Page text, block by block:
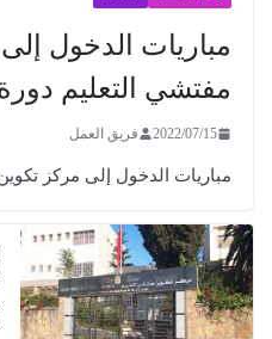
مباريات الدخول
مفتشي التعليم دورة
2022/07/15 فريق العمل
مباريات الدخول إلى مركز تكوين